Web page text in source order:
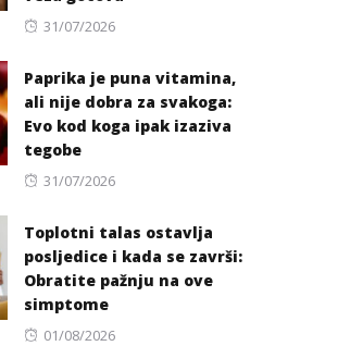
Posted
31/07/2026
Paprika je puna vitamina,
ali nije dobra za svakoga:
Evo kod koga ipak izaziva
tegobe
Posted
31/07/2026
Toplotni talas ostavlja
posljedice i kada se završi:
Obratite pažnju na ove
simptome
Posted
01/08/2026